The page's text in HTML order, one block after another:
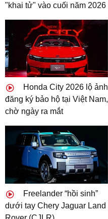
"khai tử" vào cuối năm 2026
Honda City 2026 lộ ảnh
đăng ký bảo hộ tại Việt Nam,
chờ ngày ra mắt
Freelander “hồi sinh”
dưới tay Chery Jaguar Land